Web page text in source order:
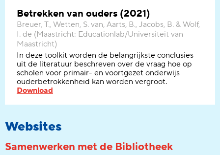
Betrekken van ouders (2021)
Breuer, T., Wetten, S. van, Aarts, B., Jacobs, B. & Wolf,
I. de (Maastricht: Educationlab/Universiteit van
Maastricht)
In deze toolkit worden de belangrijkste conclusies
uit de literatuur beschreven over de vraag hoe op
scholen voor primair- en voortgezet onderwijs
ouderbetrokkenheid kan worden vergroot.
Download
Websites
Samenwerken met de Bibliotheek